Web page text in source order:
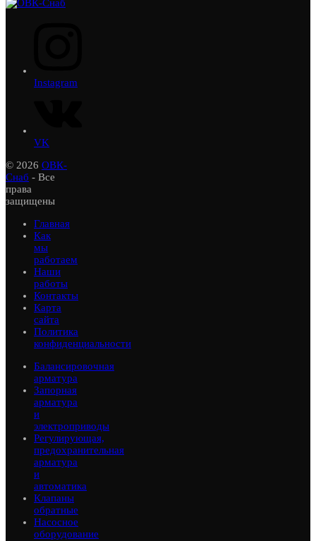
Instagram
VK
© 2026 ОВК-
Снаб - Все
права
защищены
Главная
Как
мы
работаем
Наши
работы
Контакты
Карта
сайта
Политика
конфиденциальности
Балансировочная
арматура
Запорная
арматура
и
электроприводы
Регулирующая,
предохранительная
арматура
и
автоматика
Клапаны
обратные
Насосное
оборудование